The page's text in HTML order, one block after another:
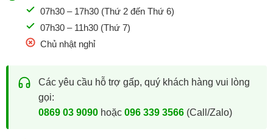
07h30 – 17h30 (Thứ 2 đến Thứ 6)
07h30 – 11h30 (Thứ 7)
Chủ nhật nghỉ
Các yêu cầu hỗ trợ gấp, quý khách hàng vui lòng
gọi:
0869 03 9090hoặc 096 339 3566(Call/Zalo)